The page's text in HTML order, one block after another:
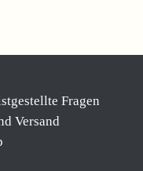
Fragen
Versand